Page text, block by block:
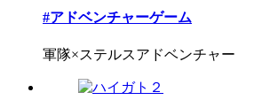
#アドベンチャーゲーム
軍隊×ステルスアドベンチャー